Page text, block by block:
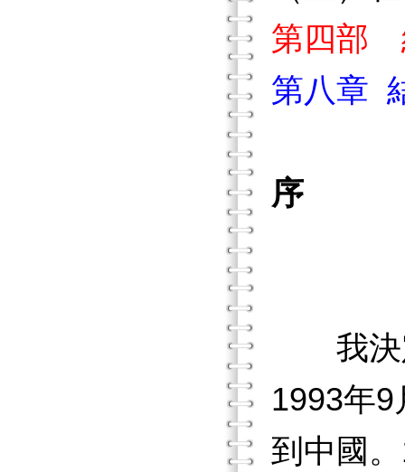
第四部
第八章
序
我
1993年
到中國